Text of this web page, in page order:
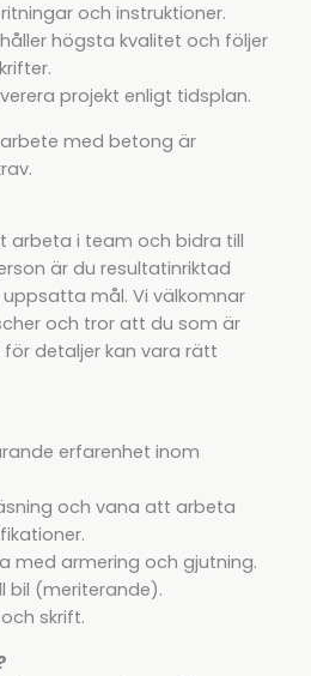
och instruktioner.
högsta kvalitet och följer
projekt enligt tidsplan.
med betong är
arbeta i team och bidra till
är du resultatinriktad
mål. Vi välkomnar
och tror att du som är
detaljer kan vara rätt
erfarenhet inom
och vana att arbeta
med armering och gjutning.
bil (meriterande).
skrift.